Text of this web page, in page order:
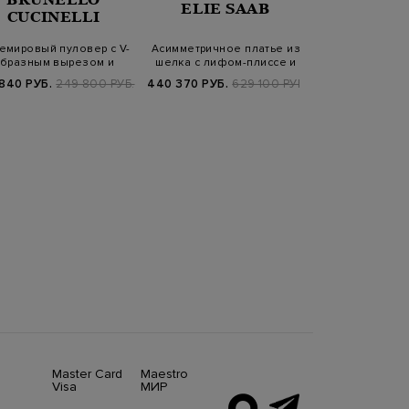
CUCINELLI
пуловер с V-
вырезом и
РУБ. 249 800 РУБ.
ELIE SAAB
Асимметричное платье из
шелка с лифом-плиссе и
440 370 РУБ. 629 100 РУБ.
Master Card
Visa
Maestro
МИР